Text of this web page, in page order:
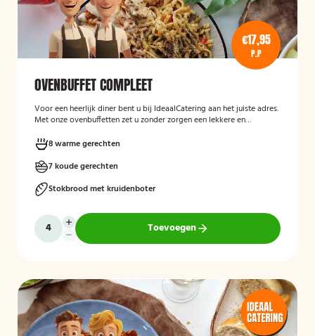
€17,95
P.P
OVENBUFFET COMPLEET
Voor een heerlijk diner bent u bij IdeaalCatering aan het juiste adres.
Met onze ovenbuffetten zet u zonder zorgen een lekkere en
personen is een ovenbuffet Ideaal!
8 warme gerechten
7 koude gerechten
Stokbrood met kruidenboter
Toevoegen